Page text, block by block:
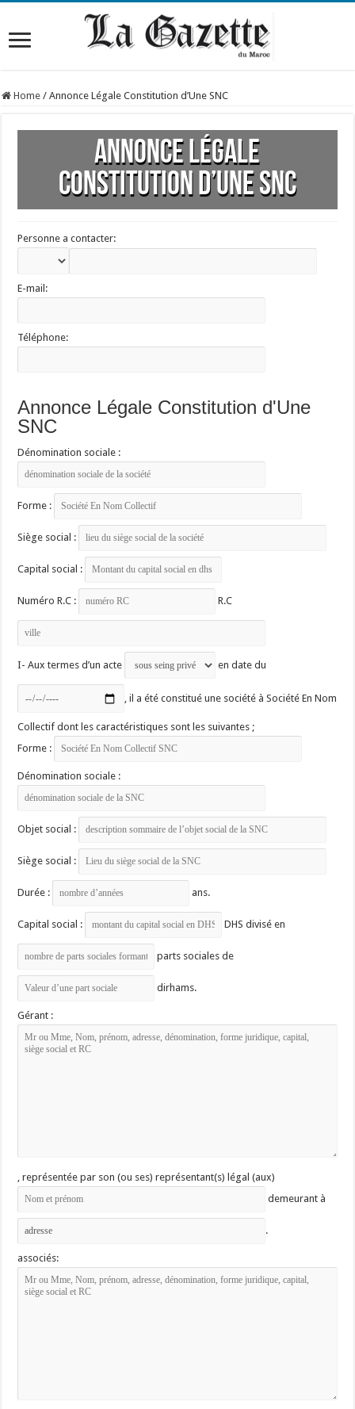
Home / Annonce Légale Constitution d’Une SNC
Annonce Légale
Constitution d’Une SNC
Personne a contacter:
E-mail:
Téléphone:
Annonce Légale Constitution d'Une
SNC
Dénomination sociale :
Forme :
Siège social :
Capital social :
Numéro R.C : R.C
I- Aux termes d’un acte en date du
, il a été constitué une société à Société En Nom
Collectif dont les caractéristiques sont les suivantes ;
Forme :
Dénomination sociale :
Objet social :
Siège social :
Durée : ans.
Capital social : DHS divisé en
parts sociales de
dirhams.
Gérant :
, représentée par son (ou ses) représentant(s) légal (aux)
demeurant à
.
associés: